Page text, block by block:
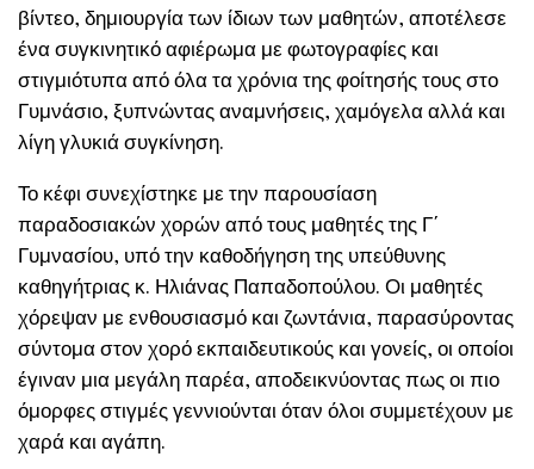
βίντεο, δημιουργία των ίδιων των μαθητών, αποτέλεσε
ένα συγκινητικό αφιέρωμα με φωτογραφίες και
στιγμιότυπα από όλα τα χρόνια της φοίτησής τους στο
Γυμνάσιο, ξυπνώντας αναμνήσεις, χαμόγελα αλλά και
λίγη γλυκιά συγκίνηση.
Το κέφι συνεχίστηκε με την παρουσίαση
παραδοσιακών χορών από τους μαθητές της Γ΄
Γυμνασίου, υπό την καθοδήγηση της υπεύθυνης
καθηγήτριας κ. Ηλιάνας Παπαδοπούλου. Οι μαθητές
χόρεψαν με ενθουσιασμό και ζωντάνια, παρασύροντας
σύντομα στον χορό εκπαιδευτικούς και γονείς, οι οποίοι
έγιναν μια μεγάλη παρέα, αποδεικνύοντας πως οι πιο
όμορφες στιγμές γεννιούνται όταν όλοι συμμετέχουν με
χαρά και αγάπη.